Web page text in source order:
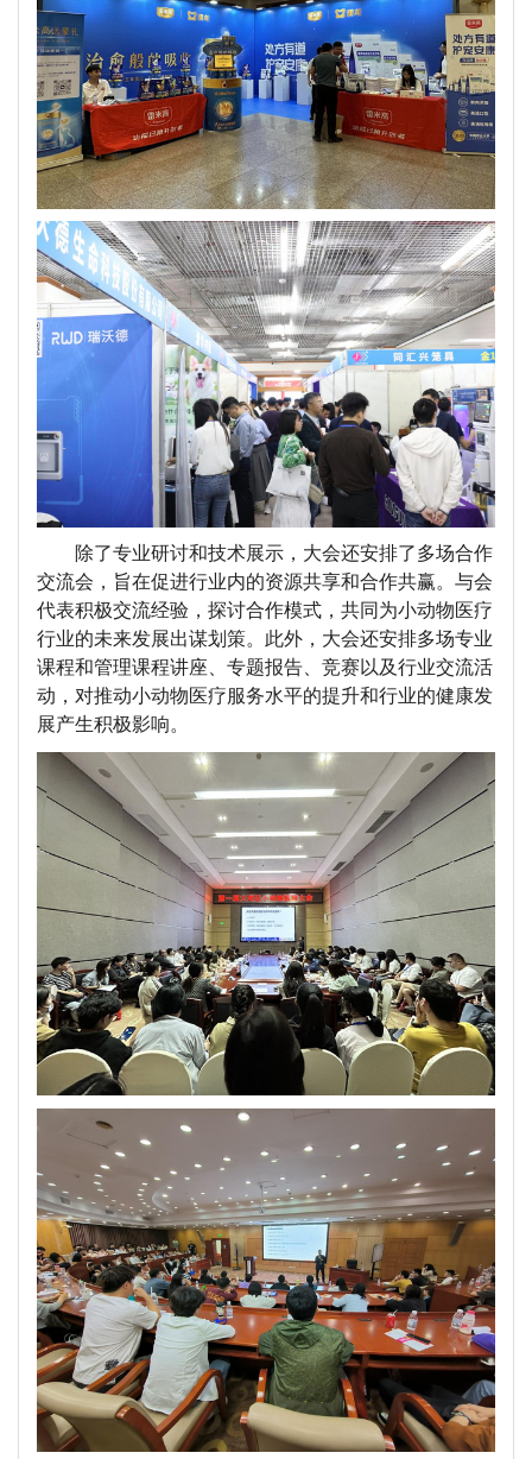
除了专业研讨和技术展示，大会还安排了多场合作
交流会，旨在促进行业内的资源共享和合作共赢。与会
代表积极交流经验，探讨合作模式，共同为小动物医疗
行业的未来发展出谋划策。 此外 ，大会还安排多场专业
课程和管理课程讲座、专题报告、竞赛以及行业交流活
动，对推动小动物医疗服务水平的提升和行业的健康发
展产生积极影响。